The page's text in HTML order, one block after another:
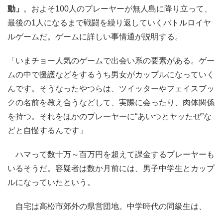
動」 。およそ100人のプレーヤーが無人島に降り立って、
最後の1人になるまで戦闘を繰り返していくバトルロイヤ
ルゲームだ。ゲームに詳しい事情通が説明する。
「いまチョー人気のゲームで出会い系の要素がある。ゲー
ムの中で援護などをするうち男女がカップルになっていく
んです。そうなったやつらは、ツイッターやフェイスブッ
クの名前を教え合うなどして、実際に会ったり、肉体関係
を持つ。それをほかのプレーヤーに“あいつとヤッたぜ”な
どと自慢するんです」
ハマって数十万～百万円を超えて課金するプレーヤーも
いるそうだ。容疑者は数か月前には、男子中学生とカップ
ルになっていたという。
自宅は高松市郊外の県営団地。中学時代の同級生は、